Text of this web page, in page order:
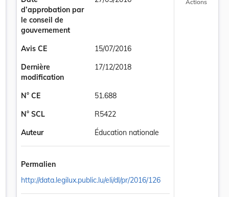
d’approbation par
le conseil de
gouvernement
Avis CE
15/07/2016
Dernière
modification
17/12/2018
N° CE
51.688
N° SCL
R5422
Auteur
Éducation nationale
Permalien
http://data.legilux.public.lu/eli/dl/pr/2016/126
Actions